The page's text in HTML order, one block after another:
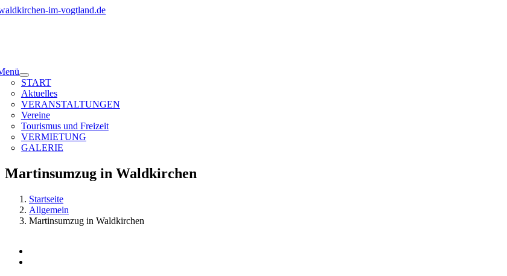
Zum
START
Aktuelles
VERANSTALTUNGEN
Vereine
Tourismus und Freizeit
VERMIETUNG
GALERIE
Martinsumzug in Waldkirchen
Startseite
Allgemein
Martinsumzug in Waldkirchen